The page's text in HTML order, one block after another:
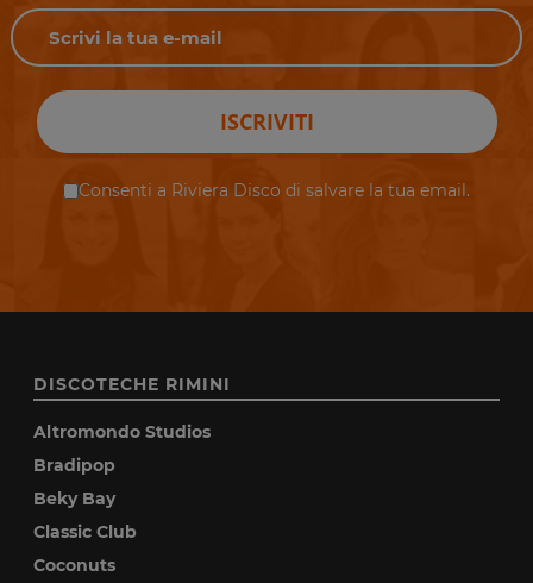
ISCRIVITI
Consenti a Riviera Disco di salvare la tua email.
DISCOTECHE RIMINI
Altromondo Studios
Bradipop
Beky Bay
Classic Club
Coconuts